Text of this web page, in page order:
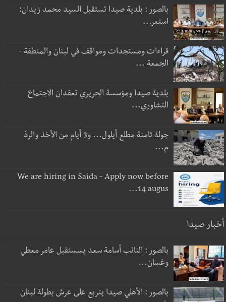
بالصور : بلدية صيدا تستقبل السيد محمد زيدان:
استعر...
قراءات ومستجدات ومواقف في لبنان والمنطقة -
الجمعة ...
بلدية صيدا ومؤسسة الحريري تعقدان الاجتماع
التشاوري...
جولة ثامنة مطلع أيلول... و3 أيام من الأخذ والردّ
م...
We are hiring in Saida - Apply now before
14 augus...
أخبار صيدا
بالصور : النائب أسامة سعد يسستقبل عامر معطي
وغسان...
بالصور : الأهلي صيدا يتربع على عرش بطولة لبنان